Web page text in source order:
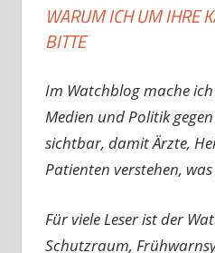
WARUM ICH UM IHRE
BITTE
Im Watchblog mache
Medien und Politik
sichtbar, damit Ärzte,
Patienten verstehen,
Für viele Leser ist der
Schutzraum,